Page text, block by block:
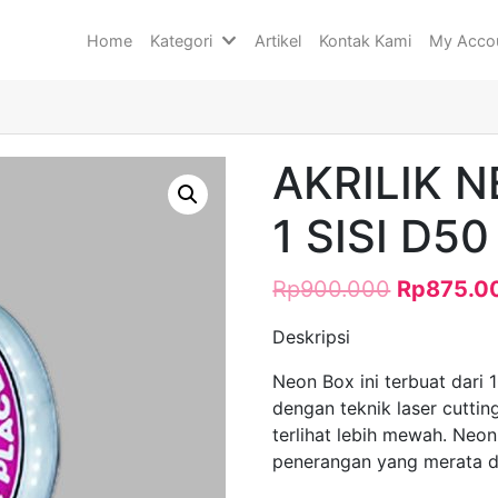
Home Kategori Artikel Kontak Kami My
AKRILIK
1 SISI
Rp900.000 Rp
Deskripsi
Neon Box ini terbuat dari
dengan teknik laser
terlihat lebih mewah.
penerangan yang merata